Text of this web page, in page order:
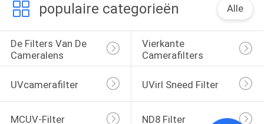
populaire categorieën Alle
De Filters Van De
Cameralens
Vierkante
Camerafilters
UVcamerafilter UVirl Sneed Filter
MCUV-Filter ND8 Filter